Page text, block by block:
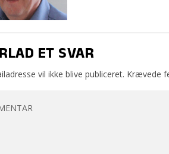
ET SVAR
vil ikke blive publiceret. Krævede